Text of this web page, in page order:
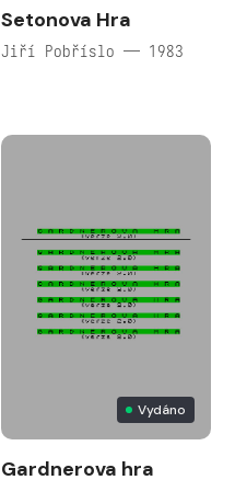
Setonova Hra
Jiří Pobříslo — 1983
Vydáno
Gardnerova hra